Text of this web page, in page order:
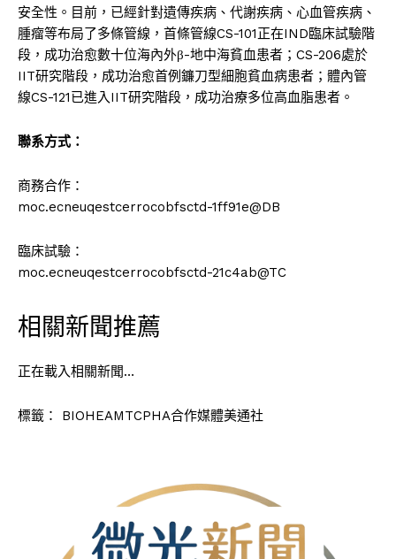
安全性。目前，已經針對遺傳疾病、代謝疾病、心血管疾病、
腫瘤等布局了多條管線，首條管線CS-101正在IND臨床試驗階
段，成功治愈數十位海內外β-地中海貧血患者；CS-206處於
IIT研究階段，成功治愈首例鐮刀型細胞貧血病患者；體內管
線CS-121已進入IIT研究階段，成功治療多位高血脂患者。
聯系方式：
商務合作：
moc.ecneuqestcerrocobfsctd-1ff91e@DB
臨床試驗：
moc.ecneuqestcerrocobfsctd-21c4ab@TC
相關新聞推薦
正在載入相關新聞…
標籤： BIOHEAMTCPHA合作媒體美通社